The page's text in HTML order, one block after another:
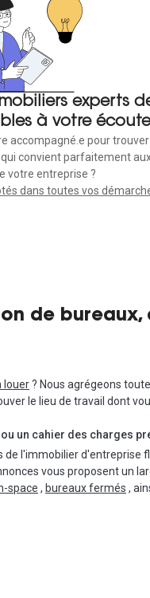
experts
à votre écoute
accompagné.e pour trouver
convient parfaitement
votre entreprise ?
dans toutes vos
de
louer? Nous agrégeons
le lieu de travail dont
un cahier des charges
de l'immobilier d'entreprise
vous proposent un
space , bureaux fermés ,